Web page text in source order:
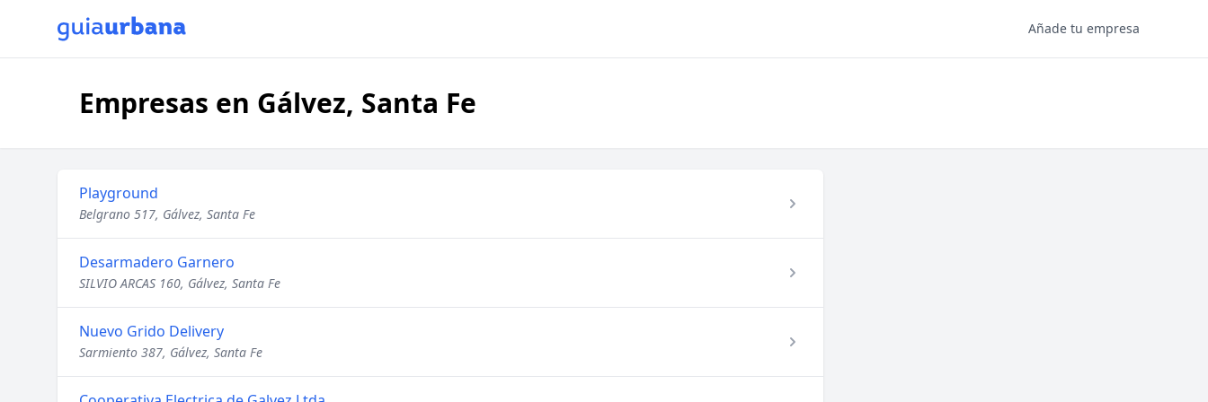
Añade tu empresa
Empresas en Gálvez, Santa Fe
Playground
Belgrano 517, Gálvez, Santa Fe
Desarmadero Garnero
SILVIO ARCAS 160, Gálvez, Santa Fe
Nuevo Grido Delivery
Sarmiento 387, Gálvez, Santa Fe